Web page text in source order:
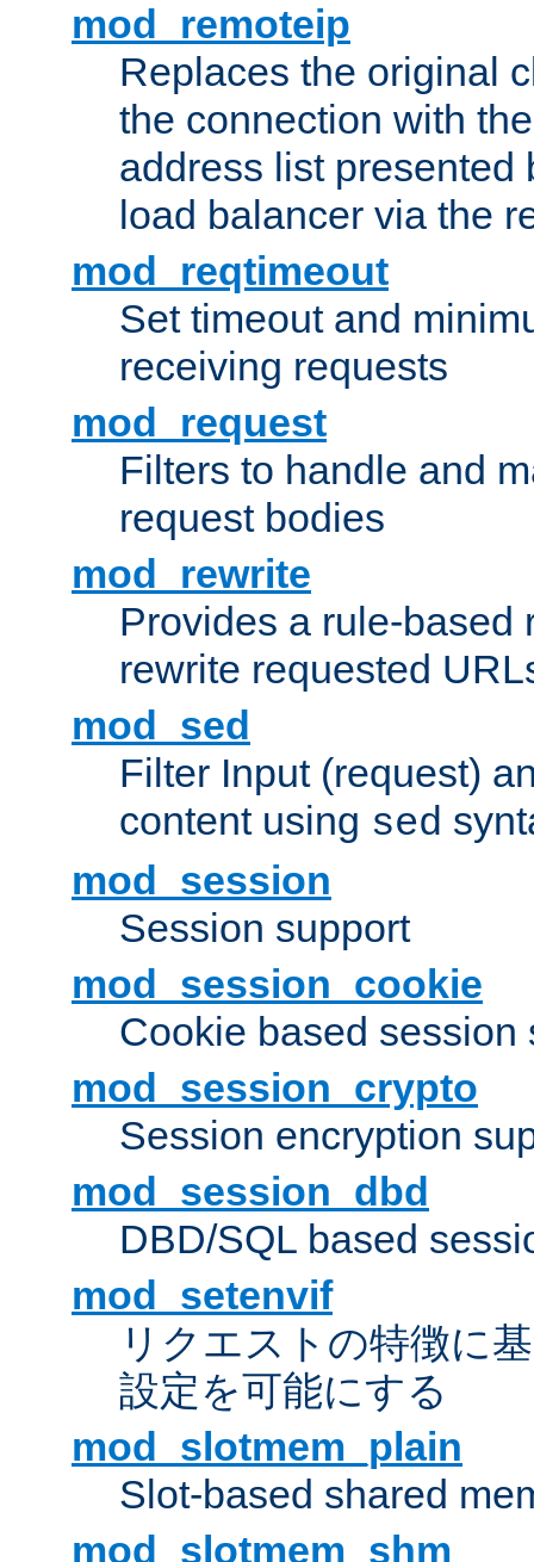
mod_remoteip
Replaces the original
the connection with
address list presented
load balancer via the
mod_reqtimeout
Set timeout and
receiving requests
mod_request
Filters to handle and
request bodies
mod_rewrite
Provides a rule-based
rewrite requested
mod_sed
Filter Input (request)
content using sed
mod_session
Session support
mod_session_cookie
Cookie based session
mod_session_crypto
Session encryption
mod_session_dbd
DBD/SQL based
mod_setenvif
リクエストの特徴に
設定を可能にする
mod_slotmem_plain
Slot-based shared
mod_slotmem_shm